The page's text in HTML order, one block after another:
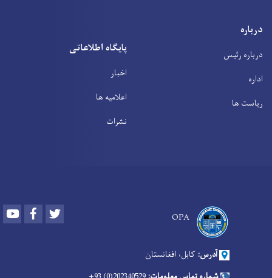
درباره
درباره رئیس
اداره
ریاست ها
پایگاه اطلاعاتی
اخبار
اعلامیه ها
نشرات
OPA
Youtube Facebook
آدرس: کابل، افغانستان